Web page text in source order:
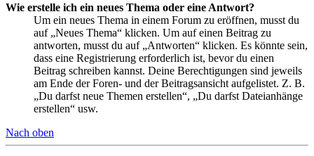
Wie erstelle ich ein neues Thema oder eine Antwort?
Um ein neues Thema in einem Forum zu eröffnen, musst du
auf „Neues Thema“ klicken. Um auf einen Beitrag zu
antworten, musst du auf „Antworten“ klicken. Es könnte sein,
dass eine Registrierung erforderlich ist, bevor du einen
Beitrag schreiben kannst. Deine Berechtigungen sind jeweils
am Ende der Foren- und der Beitragsansicht aufgelistet. Z. B.
„Du darfst neue Themen erstellen“, „Du darfst Dateianhänge
erstellen“ usw.
Nach oben